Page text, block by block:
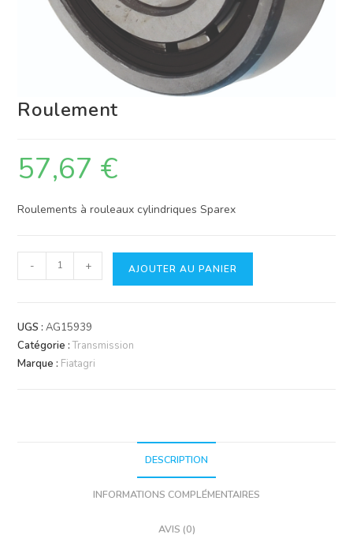
Roulement
57,67 €
Roulements à rouleaux cylindriques Sparex
quantité
de
- + AJOUTER AU PANIER
UGS :AG15939
Catégorie :Transmission
Marque : Fiatagri
DESCRIPTION
INFORMATIONS COMPLÉMENTAIRES
AVIS (0)